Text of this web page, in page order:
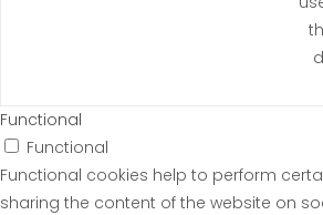
Functional
Functional
Functional cookies help to perform
sharing the content of the website on